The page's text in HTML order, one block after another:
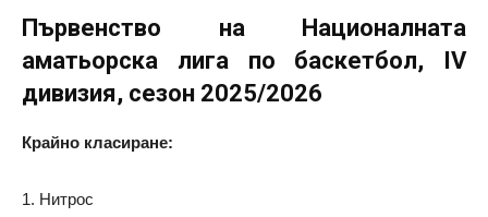
Първенство на Националната
аматьорска лига по баскетбол, IV
дивизия, сезон 2025/2026
Крайно класиране:
1. Нитрос